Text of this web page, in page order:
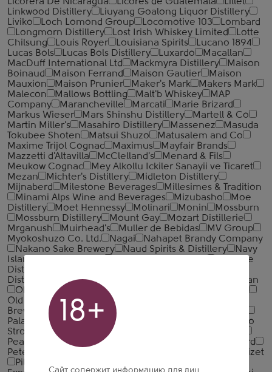
Linkwood Distillery
Liuyang Goalong Liquor Distillery
Liviko
Loch Lomond Group Locomotive 103
Lombard
Longmorn Distillery
Lost Irish Whiskey Limited
Lotte
Chilsung
Louis Royer Louisiana Spirits
Lucano 1894
Lucas Bols
Lucas Bols Distillery Luxardo
Macallan
MacDuff International Ltd
Mackmyra Distillery
Maison
Boinaud
Maison Ferrand Maison Gautier
Maison
Mauxion
Maison Prunier Maker's Mark
Makers Mark
Malecon
Mallows Bottling Malt'b Whiskey
MAP
Company
Marancheville Marcati
Marie Brizard
Markus Wieser
Mars Shinshu Distillery
Martell & Co
Martin Miller's
Masahiro Distillery Massenez
Masuda
Tokubee Shoten
Matsui Shuzo
Matusalem and Co
Maxime Trijol Cognac
Maximus
Mayfair Brands
Mazzetti d'Altavilla
McClelland's
Menard & Fils
Meukow Cognac
Mey Alkollu Ickiler Sanayii ve Ticaret
Mezan
Michter's Distillery
Midleton Distillery
Mijnaberd
Milestone Beverages
Millesimes & Tradition
Minami Alps Wine and Beverages
Mizubasho
Moe
Distillery
Moet Hennessy Molinari Monin
Mossburn
Mossburn Distillery
Mount Gay
Mozart Distillerie
Mrganush
Muirhead's Muller de Bebidas
MV Group
Myokoshuzo Co. Ltd.
Nagai
Nahapet Brandy Company
Nakano Sake Brewery
Naud Spirits & Distillery
Navy
Island Rum Company
Nestville
Distillery
Distillery
Nonino Novabev Group
Oban
Ohanyan Brandy Company
Old Pulteney
Oliver and Oliver
Brewery
Otard Oxenham & Cy
Palavani
Palenque Tragalumbare
Palirna u Zeleneho
Stromu
Pallini Parichskaya vinarnya
Peat's Beast
Penderyn
Pernod Ricard
Peter Busch
Pierre Croizet
Pilzer
18+
Сайт содержит информацию для лиц